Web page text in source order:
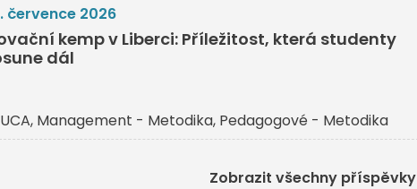
července 2026
kemp v Liberci: Příležitost, která studenty
dál
Management - Metodika Pedagogové - Metodika
Zobrazit všechny příspěvky